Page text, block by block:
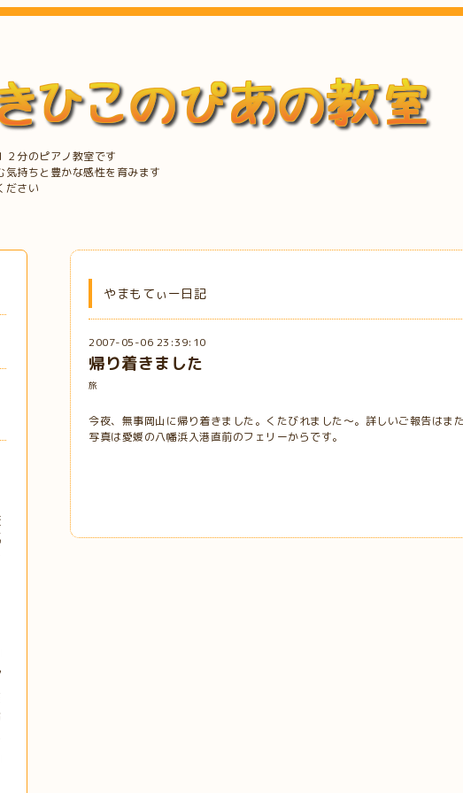
２分のピアノ教室です
持ちと豊かな感性を育みます
ださい
やまもてぃー日記
2007-05-06 23:39:10
帰り着きました
旅
今夜、無事岡山に帰り着きました。くたびれました～。詳しいご報告はま
写真は愛媛の八幡浜入港直前のフェリーからです。